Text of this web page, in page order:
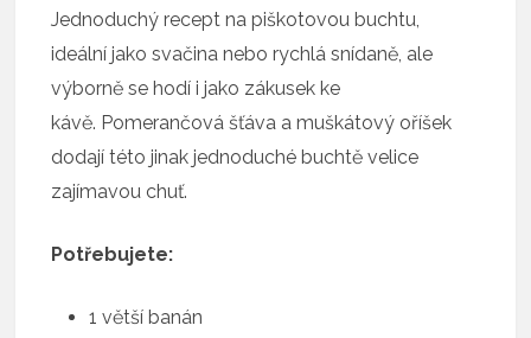
Jednoduchý recept na piškotovou buchtu,
ideální jako svačina nebo rychlá snídaně, ale
výborně se hodí i jako zákusek ke
kávě. Pomerančová šťáva a muškátový oříšek
dodají této jinak jednoduché buchtě velice
zajímavou chuť.
Potřebujete:
1 větší banán